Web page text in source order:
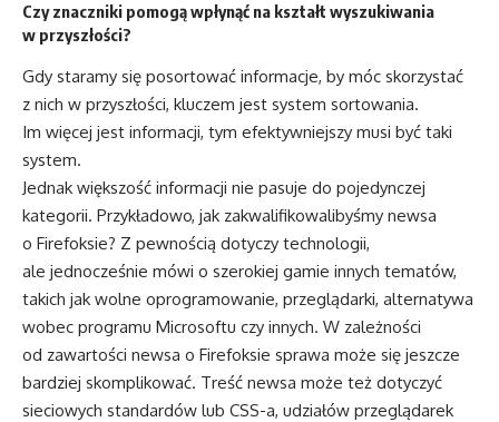
Czy znaczniki pomogą wpłynąć na kształt wyszukiwania
w przyszłości?
Gdy staramy się posortować informacje, by móc skorzystać
z nich w przyszłości, kluczem jest system sortowania.
Im więcej jest informacji, tym efektywniejszy musi być taki
system.
Jednak większość informacji nie pasuje do pojedynczej
kategorii. Przykładowo, jak zakwalifikowalibyśmy newsa
o Firefoksie? Z pewnością dotyczy technologii,
ale jednocześnie mówi o szerokiej gamie innych tematów,
takich jak wolne oprogramowanie, przeglądarki, alternatywa
wobec programu Microsoftu czy innych. W zależności
od zawartości newsa o Firefoksie sprawa może się jeszcze
bardziej skomplikować. Treść newsa może też dotyczyć
sieciowych standardów lub CSS-a, udziałów przeglądarek